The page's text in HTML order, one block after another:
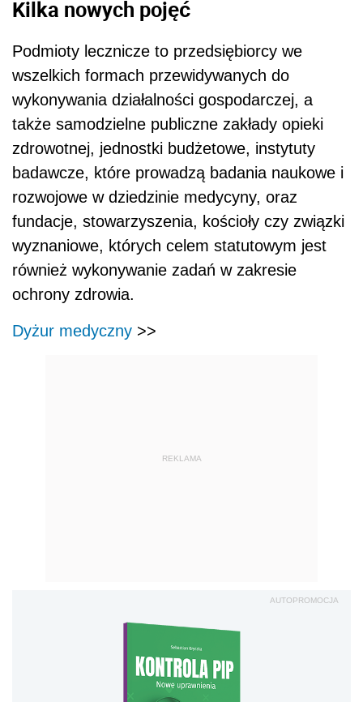
Kilka nowych pojęć
Podmioty lecznicze to przedsiębiorcy we
wszelkich formach przewidywanych do
wykonywania działalności gospodarczej, a
także samodzielne publiczne zakłady opieki
zdrowotnej, jednostki budżetowe, instytuty
badawcze, które prowadzą badania naukowe i
rozwojowe w dziedzinie medycyny, oraz
fundacje, stowarzyszenia, kościoły czy związki
wyznaniowe, których celem statutowym jest
również wykonywanie zadań w zakresie
ochrony zdrowia.
Dyżur medyczny >>
REKLAMA
AUTOPROMOCJA